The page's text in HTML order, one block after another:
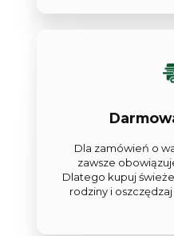
Dla zamówień o
zawsze
Dlatego kupuj
rodziny i